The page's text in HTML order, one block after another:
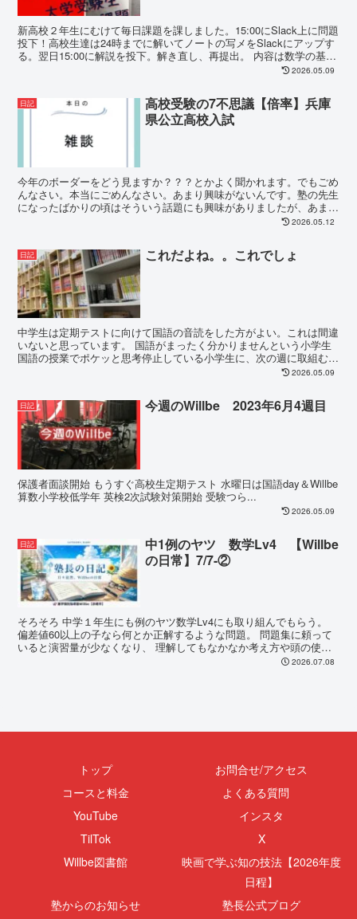
新高校２年生にむけて毎日課題を課しました。15:00にSlack上に問題
投下！高校生達は24時までに解いてノートの写メをSlackにアップす
る。翌日15:00に解説を投下。解き直し、再提出。 内容は数学の基礎
2026.05.09
日記
高校受験の7不思議【倍率】兵庫
県公立高校入試
今年のボーダーをどう見ますか？？？とかよく聞かれます。でもごめ
んなさい。本当にごめんなさい。あまり興味がないんです。塾の先生
になったばかりの頃はそういう話題にも興味がありましたが、あまり
2026.05.12
日記 これだよね。。これでしょ
中学生は定期テストに向けて国語の音読をした方がよい。これは間違
いないと思っています。 国語がまったく分かりませんという小学生
国語の授業でポケッと思考停止している小学生に、次の週に取組む長
2026.05.09
日記 今週のWillbe 2023年6月4週目
保護者面談開始 もうすぐ高校生定期テスト 水曜日は国語day＆Willbe
算数小学校低学年 英検2次試験対策開始 受験つら...
2026.05.09
日記
中1例のヤツ 数学Lv4 【Willbe
の日常】7/7-②
そろそろ 中学１年生にも例のヤツ数学Lv4にも取り組んでもらう。
偏差値60以上の子なら何とか正解するような問題。 問題集に頼って
いると演習量が少なくなり、 理解してもなかなか考え方や頭の使い
2026.07.08
トップ
お問合せ/アクセス
コースと料金
よくある質問
YouTube
インスタ
TilTok
X
Willbe図書館
映画で学ぶ知の技法【2026年度
日程】
塾からのお知らせ
塾長公式ブログ